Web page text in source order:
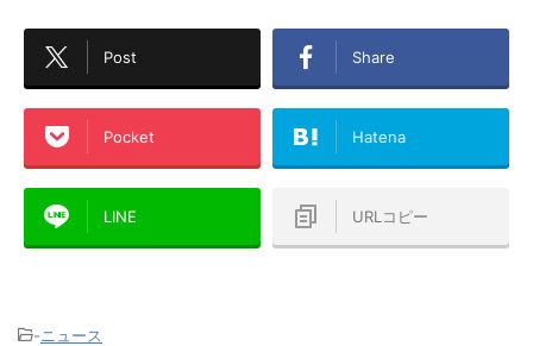
Post Share
Pocket Hatena
LINE URLコピー
-ニュース